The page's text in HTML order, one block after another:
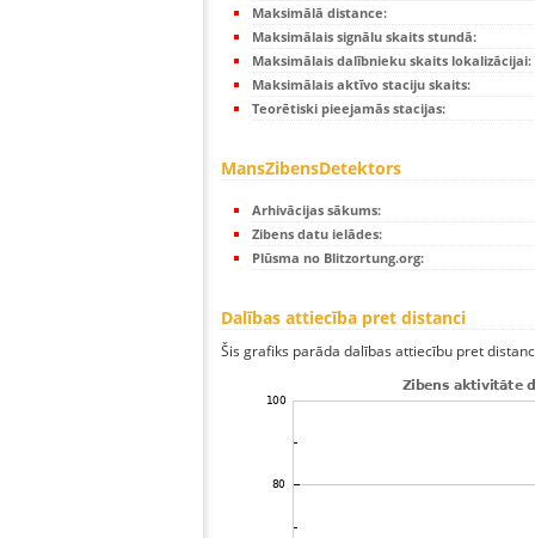
Maksimālā distance:
Maksimālais signālu skaits stundā:
Maksimālais dalībnieku skaits lokalizācijai:
Maksimālais aktīvo staciju skaits:
Teorētiski pieejamās stacijas:
MansZibensDetektors
Arhivācijas sākums:
Zibens datu ielādes:
Plūsma no Blitzortung.org:
Dalības attiecība pret distanci
Šis grafiks parāda dalības attiecību pret